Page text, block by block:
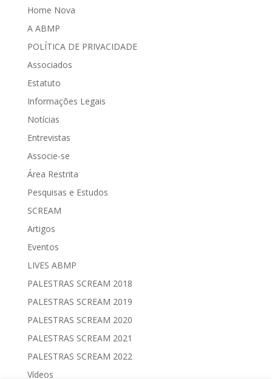
Home Nova
A ABMP
POLÍTICA DE PRIVACIDADE
Associados
Estatuto
Informações Legais
Notícias
Entrevistas
Associe-se
Área Restrita
Pesquisas e Estudos
SCREAM
Artigos
Eventos
LIVES ABMP
PALESTRAS SCREAM 2018
PALESTRAS SCREAM 2019
PALESTRAS SCREAM 2020
PALESTRAS SCREAM 2021
PALESTRAS SCREAM 2022
Vídeos